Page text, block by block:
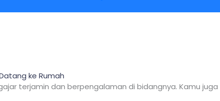
Datang ke Rumah
terjamin dan berpengalaman di bidangnya. Kamu juga